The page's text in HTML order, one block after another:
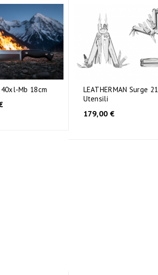
Mb 18cm
LEATHERMAN Surge 21
Utensili
179,00 €